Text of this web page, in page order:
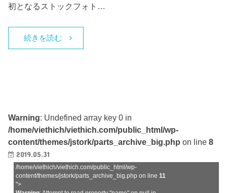
初となるストックフォト…
続きを読む
Warning: Undefined array key 0 in
/home/viethich/viethich.com/public_html/wp-
content/themes/jstork/parts_archive_big.php on line8
2019.05.31
/home/viethich/viethich.com/public_html/wp-
content/themes/jstork/parts_archive_big.php on line11
">